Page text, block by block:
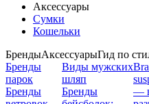
Аксессуары
Сумки
Кошельки
БрендыАксессуарыГид по
Бренды
парок
Бренды
Виды мужских
шляп
Бренды
—